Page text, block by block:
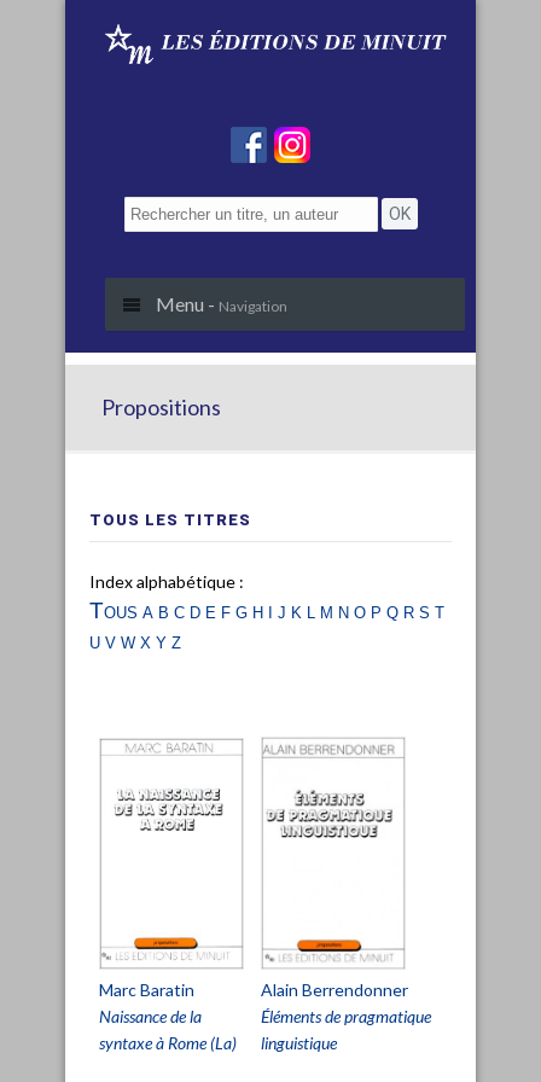
Menu - Navigation
Propositions
TOUS LES TITRES
Index alphabétique :
Tous a b c d e fg h i j k l m no p q rs t
uvwx yz
Marc Baratin
Naissance de la
syntaxe à Rome (La)
Alain Berrendonner
Éléments de pragmatique
linguistique